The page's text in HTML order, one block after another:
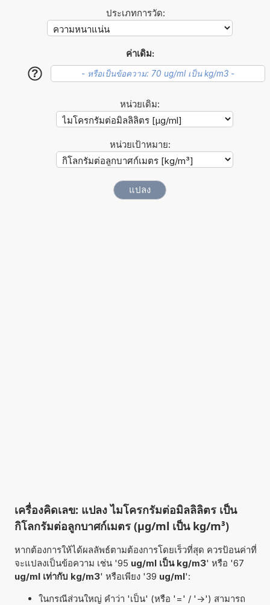
ประเภทการวัด:
ค่าเดิม:
?
หน่วยเดิม:
หน่วยเป้าหมาย:
เครื่องคิดเลข: แปลง ไมโครกรัมต่อมิลลิลิตร เป็น
กิโลกรัมต่อลูกบาศก์เมตร (µg/ml เป็น kg/m³)
หากต้องการให้ได้ผลลัพธ์ตามต้องการโดยเร็วที่สุด ควรป้อนค่าที่
จะแปลงเป็นข้อความ เช่น '95 ug/ml เป็น kg/m3' หรือ '67
ug/ml เท่ากับ kg/m3' หรือเพียง '39 ug/ml':
ในกรณีส่วนใหญ่ คำว่า 'เป็น' (หรือ '=' / '->') สามารถ